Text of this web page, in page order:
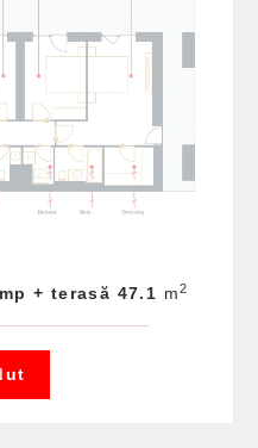
+ terasă 47.1 m2